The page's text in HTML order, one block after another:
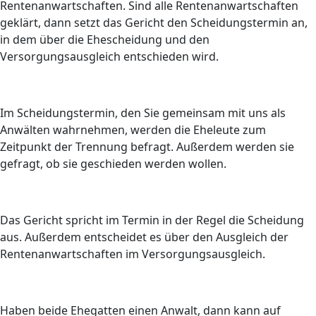
Rentenanwartschaften. Sind alle Rentenanwartschaften
geklärt, dann setzt das Gericht den Scheidungstermin an,
in dem über die Ehescheidung und den
Versorgungsausgleich entschieden wird.
Im Scheidungstermin, den Sie gemeinsam mit uns als
Anwälten wahrnehmen, werden die Eheleute zum
Zeitpunkt der Trennung befragt. Außerdem werden sie
gefragt, ob sie geschieden werden wollen.
Das Gericht spricht im Termin in der Regel die Scheidung
aus. Außerdem entscheidet es über den Ausgleich der
Rentenanwartschaften im Versorgungsausgleich.
Haben beide Ehegatten einen Anwalt, dann kann auf